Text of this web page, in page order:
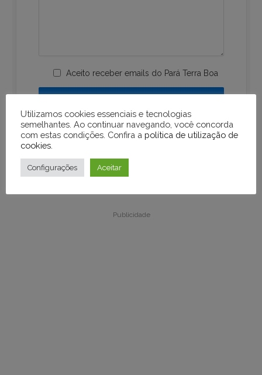
Aceito receber emails do Pará Terra Boa
Publicidade
Publicidade
Utilizamos cookies essenciais e tecnologias
semelhantes. Ao continuar navegando, você concorda
com estas condições. Confira a política de utilização de
cookies
Configurações Aceitar